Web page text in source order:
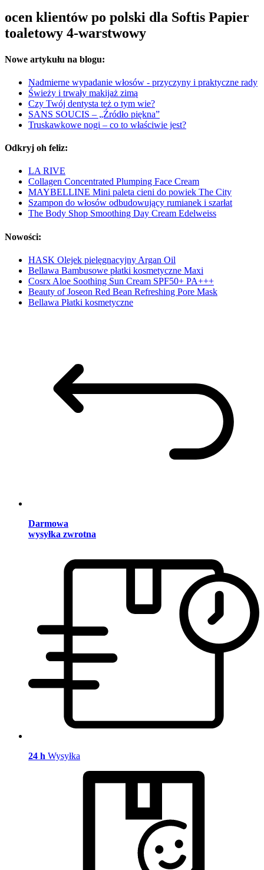
ocen klientów po polski dla Softis Papier
toaletowy 4-warstwowy
Nowe artykułu na blogu:
Nadmierne wypadanie włosów - przyczyny i praktyczne rady
Świeży i trwały makijaż zimą
Czy Twój dentysta też o tym wie?
SANS SOUCIS – „Źródło piękna”
Truskawkowe nogi – co to właściwie jest?
Odkryj oh feliz:
LA RIVE
Collagen Concentrated Plumping Face Cream
MAYBELLINE Mini paleta cieni do powiek The City
Szampon do włosów odbudowujący rumianek i szarłat
The Body Shop Smoothing Day Cream Edelweiss
Nowości:
HASK Olejek pielęgnacyjny Argan Oil
Bellawa Bambusowe płatki kosmetyczne Maxi
Cosrx Aloe Soothing Sun Cream SPF50+ PA+++
Beauty of Joseon Red Bean Refreshing Pore Mask
Bellawa Płatki kosmetyczne
Darmowa
wysyłka zwrotna
24 h Wysyłka